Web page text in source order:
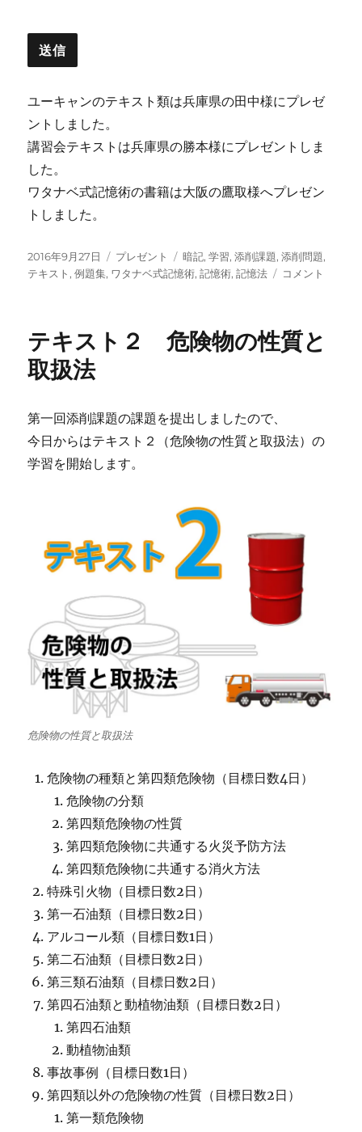
送信
ユーキャンのテキスト類は兵庫県の田中様にプレゼ
ントしました。
講習会テキストは兵庫県の勝本様にプレゼントしま
した。
ワタナベ式記憶術の書籍は大阪の鷹取様へプレゼン
トしました。
投
稿
2016年9月27日
カ
テ
プレゼント
タ
グ
暗記,学習,添削課題,添削問題,
テキスト,例題集, ワタナベ式記憶術,記憶術,記憶法
プ
ト
に
コメント
テキスト２ 危険物の性質と
取扱法
第一回添削課題の課題を提出しましたので、
今日からはテキスト２（危険物の性質と取扱法）の
学習を開始します。
危険物の性質と取扱法
危険物の種類と第四類危険物（目標日数4日）
危険物の分類
第四類危険物の性質
第四類危険物に共通する火災予防方法
第四類危険物に共通する消火方法
特殊引火物（目標日数2日）
第一石油類（目標日数2日）
アルコール類（目標日数1日）
第二石油類（目標日数2日）
第三類石油類（目標日数2日）
第四石油類と動植物油類（目標日数2日）
第四石油類
動植物油類
事故事例（目標日数1日）
第四類以外の危険物の性質（目標日数2日）
第一類危険物